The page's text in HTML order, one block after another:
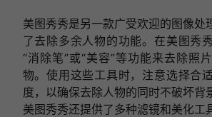
美图秀秀是另一款广受欢迎的图像处
了去除多余人物的功能。在美图秀
“消除笔”或“美容”等功能来去除照
物。使用这些工具时，注意选择合
度，以确保去除人物的同时不破坏背
美图秀秀还提供了多种滤镜和美化工